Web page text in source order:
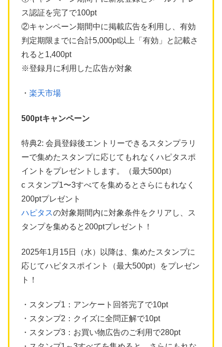
ス認証を完了で100pt
②キャンペーン期間中に掲載広告を利用し、有効
判定期限までに合計5,000pt以上「有効」と記載さ
れると1,400pt
※登録月に利用した広告が対象
・ 楽天市場
500ptキャンペーン
特典2: 会員登録後エントリーできるスタンプラリ
ーで集めたスタンプに応じてもれなくハピタスポ
イントをプレゼントします。（最大500pt）
c スタンプ1〜3すべてを集めるとさらにもれなく
200ptプレゼント
ハピタスの対象期間内に対象条件をクリアし、ス
タンプを集めると200ptプレゼント！
2025年1月15日（水）以降は、集めたスタンプに
応じてハピタスポイント（最大500pt）をプレゼン
ト！
・スタンプ1：アンケート回答完了で10pt
・スタンプ2：クイズに全問正解で10pt
・スタンプ3：お買い物広告のご利用で280pt